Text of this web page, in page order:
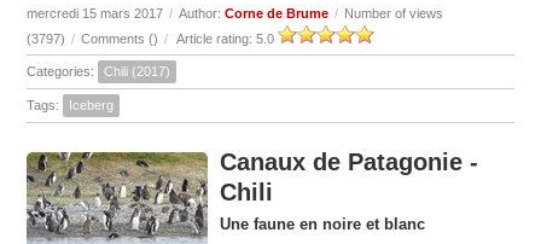
mercredi 15 mars 2017 / Author:Corne de Brume / Number of views
(3797) / Comments () / Article rating: 5.0
Categories: Chili (2017)
Tags: Iceberg
Canaux de Patagonie -
Chili
Une faune en noire et blanc